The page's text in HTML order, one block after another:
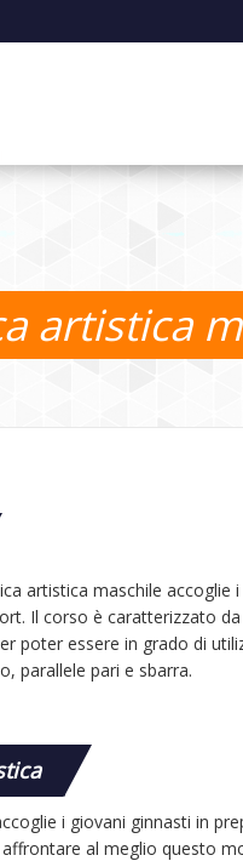
artistica
artistica maschile
Il corso è caratterizzato
poter essere in grado di
parallele pari e sbarra.
i giovani ginnasti in
al meglio questo